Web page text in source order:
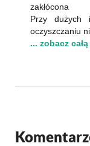
zakłócona
Przy dużych
oczyszczaniu
... zobacz